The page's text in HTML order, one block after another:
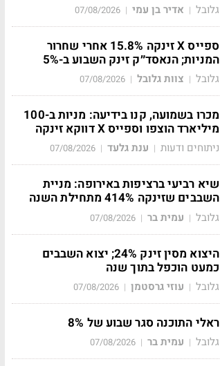
גלובל | אדיר בן עמי |
07/08/2026
ספייס X זינקה 15.8% אחרי שחרור
המניות; הנאסד״ק זינק השבוע ב-5%
גלובל | צוות גלובל |
07/08/2026
מכרו בשמועה, קנו בידיעה: מניות ב-100
מיליארד הוצפו וספייס X דווקא זינקה
ניתוחים ודעות | ענת גלעד |
07/08/2026
שיא רביעי ברציפות באירופה: מניית
השבבים שזינקה 414% מתחילת השנה
גלובל | עמית בר |
07/08/2026
היצוא מסין זינק 24%; יצוא השבבים
כמעט הוכפל בתוך שנה
גלובל | עוזי גרסטמן |
07/08/2026
ראלי התוכנה סגר שבוע של 8%
גלובל | עמית בר |
07/08/2026